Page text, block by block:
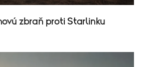
zbraň proti Starlinku